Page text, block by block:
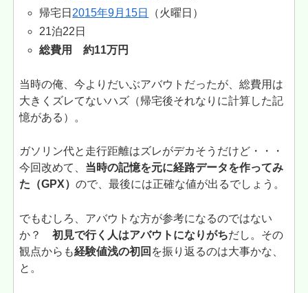
帰宅日 2015年9月15日
（火曜日）
21泊22日
総費用 約11万円
当時の俺、今よりだいぶアバウトだったが、総費用は
大きくズレてないハズ（帰宅後それなりに計算した記
憶がある）。
ガソリン代と走行距離はズレがデカそうだけど・・・
今回改めて、 当時の記憶を元に経路データを作ってみ
た （GPX）ので、最後には正確な値が出るでしょう。
でもむしろ、アバウトな方が参考になるのではない
か？初見で行く人はアバウトになりがちだし。その
観点からも経験値浅の初回 を振り返るのは大事かな、
と。